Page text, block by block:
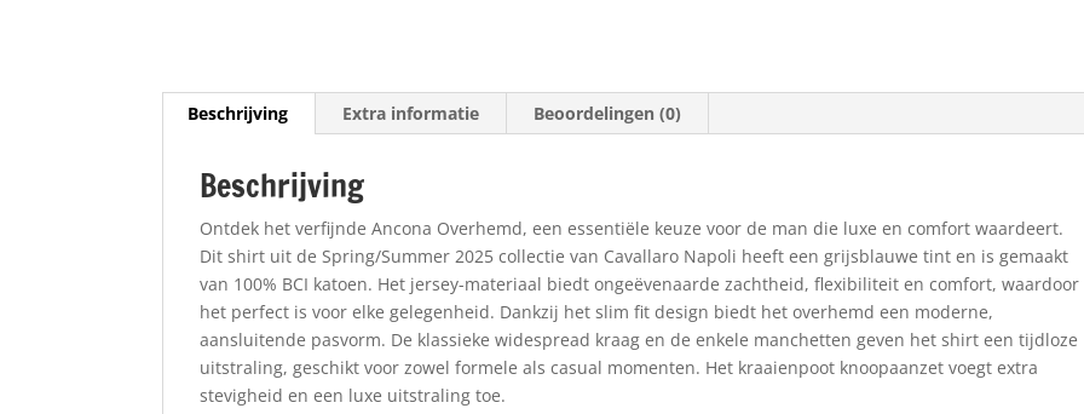
Beschrijving Extra informatie Beoordelingen (0)
Beschrijving
Ontdek het verfijnde Ancona Overhemd, een essentiële keuze voor de man die luxe en comfort waardeert.
Dit shirt uit de Spring/Summer 2025 collectie van Cavallaro Napoli heeft een grijsblauwe tint en is gemaakt
van 100% BCI katoen. Het jersey-materiaal biedt ongeëvenaarde zachtheid, flexibiliteit en comfort, waardoor
het perfect is voor elke gelegenheid. Dankzij het slim fit design biedt het overhemd een moderne,
aansluitende pasvorm. De klassieke widespread kraag en de enkele manchetten geven het shirt een tijdloze
uitstraling, geschikt voor zowel formele als casual momenten. Het kraaienpoot knoopaanzet voegt extra
stevigheid en een luxe uitstraling toe.